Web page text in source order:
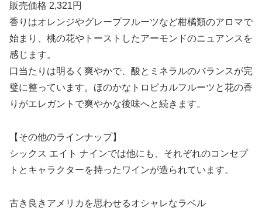
販売価格 2,321円
香りはオレンジやグレープフルーツなど柑橘類のアロマで
始まり、桃の花やトーストしたアーモンドのニュアンスを
感じます。
口当たりは明るく爽やかで、酸とミネラルのバランスが完
璧に整っています。ほのかなトロピカルフルーツと花の香
りがエレガントで爽やかな後味へと続きます。
【その他のラインナップ】
シックス エイト ナインでは他にも、それぞれのコンセプ
トとキャラクターを持ったワインが造られています。
古き良きアメリカを思わせるオシャレなラベル